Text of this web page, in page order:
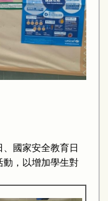
國家安全教育日
動，以增加學生對